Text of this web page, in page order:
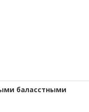
баласстными